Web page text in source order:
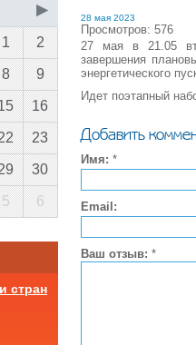
28 мая 2023
Просмотров: 576
27 мая в 21.05
завершения
энергетического
Идет поэтапный
Добавить
Имя: *
Email:
Ваш отзыв: *
▶
1 2
8 9
16
23
30
5 6
стран